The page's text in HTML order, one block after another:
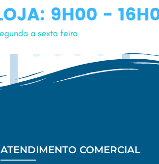
ATENDIMENTO COMERCIAL